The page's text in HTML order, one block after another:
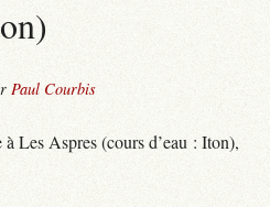
Paul Courbis
Les Aspres (cours d’eau : Iton),